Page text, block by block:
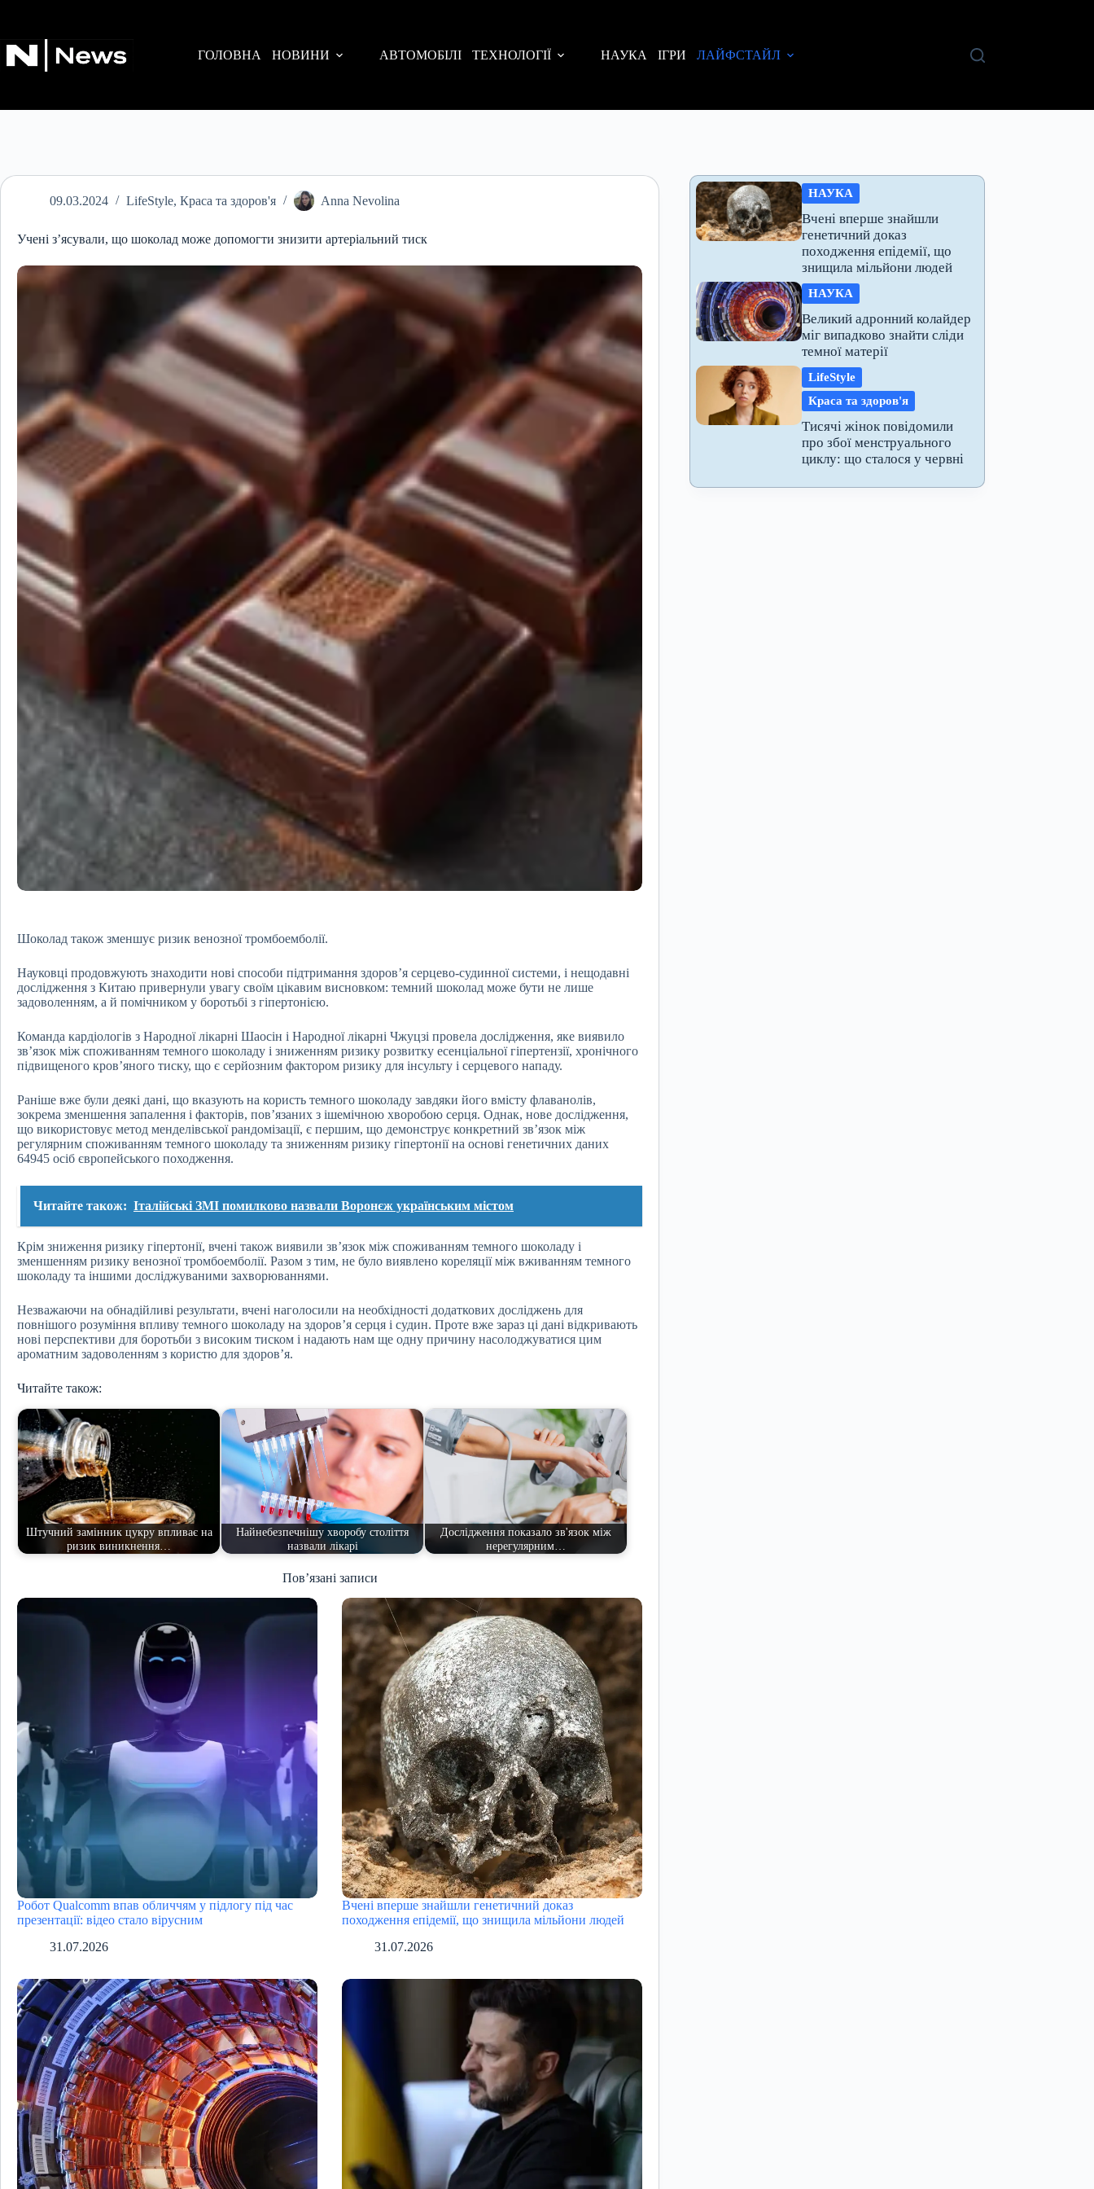
ГОЛОВНА
НОВИНИ АВТОМОБІЛІ ТЕХНОЛОГІЇ НАУКА ІГРИ ЛАЙФСТАЙЛ
09.03.2024 LifeStyle, Краса та здоров'я Anna Nevolina
Учені з’ясували, що шоколад може допомогти знизити артеріальний тиск
Шоколад також зменшує ризик венозної тромбоемболії.
Науковці продовжують знаходити нові способи підтримання здоров’я серцево-судинної системи, і нещодавні
дослідження з Китаю привернули увагу своїм цікавим висновком: темний шоколад може бути не лише
задоволенням, а й помічником у боротьбі з гіпертонією.
Команда кардіологів з Народної лікарні Шаосін і Народної лікарні Чжуцзі провела дослідження, яке виявило
зв’язок між споживанням темного шоколаду і зниженням ризику розвитку есенціальної гіпертензії, хронічного
підвищеного кров’яного тиску, що є серйозним фактором ризику для інсульту і серцевого нападу.
Раніше вже були деякі дані, що вказують на користь темного шоколаду завдяки його вмісту флаванолів,
зокрема зменшення запалення і факторів, пов’язаних з ішемічною хворобою серця. Однак, нове дослідження,
що використовує метод менделівської рандомізації, є першим, що демонструє конкретний зв’язок між
регулярним споживанням темного шоколаду та зниженням ризику гіпертонії на основі генетичних даних
64945 осіб європейського походження.
Читайте також: Італійські ЗМІ помилково назвали Воронєж українським містом
Крім зниження ризику гіпертонії, вчені також виявили зв’язок між споживанням темного шоколаду і
зменшенням ризику венозної тромбоемболії. Разом з тим, не було виявлено кореляції між вживанням темного
шоколаду та іншими досліджуваними захворюваннями.
Незважаючи на обнадійливі результати, вчені наголосили на необхідності додаткових досліджень для
повнішого розуміння впливу темного шоколаду на здоров’я серця і судин. Проте вже зараз ці дані відкривають
нові перспективи для боротьби з високим тиском і надають нам ще одну причину насолоджуватися цим
ароматним задоволенням з користю для здоров’я.
Читайте також:
Штучний замінник цукру впливає на
ризик виникнення…
Найнебезпечнішу хворобу століття
назвали лікарі
Дослідження показало зв'язок між
нерегулярним…
Пов’язані записи
Робот Qualcomm впав обличчям у підлогу під час
презентації: відео стало вірусним
31.07.2026
Вчені вперше знайшли генетичний доказ
походження епідемії, що знищила мільйони людей
31.07.2026
НАУКА
Вчені вперше знайшли
генетичний доказ
походження епідемії, що
знищила мільйони людей
НАУКА
Великий адронний колайдер
міг випадково знайти сліди
темної матерії
LifeStyle
Краса та здоров'я
Тисячі жінок повідомили
про збої менструального
циклу: що сталося у червні